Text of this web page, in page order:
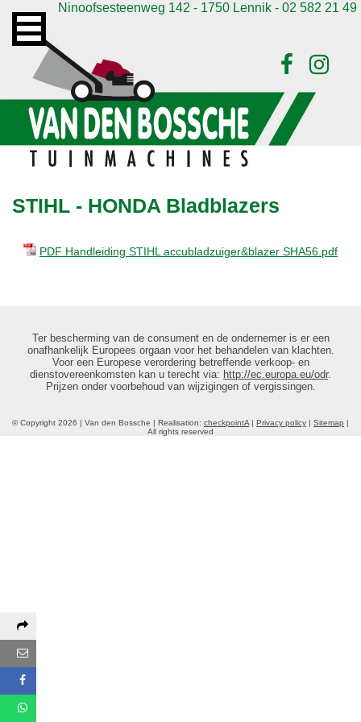
Ninoofsesteenweg 142 - 1750 Lennik - 02 582 21 49
STIHL - HONDA Bladblazers
PDF Handleiding STIHL accubladzuiger&blazer SHA56.pdf
Ter bescherming van de consument en de ondernemer is er een
onafhankelijk Europees orgaan voor het behandelen van klachten.
Voor een Europese verordering betreffende verkoop- en
dienstovereenkomsten kan u terecht via: http://ec.europa.eu/odr.
Prijzen onder voorbehoud van wijzigingen of vergissingen.
© Copyright 2026 | Van den Bossche | Realisation: checkpointA | Privacy policy | Sitemap |
All rights reserved